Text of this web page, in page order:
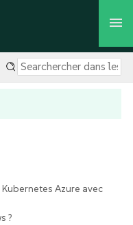
Azure avec
?